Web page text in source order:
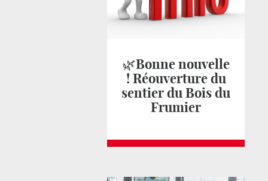
🌿Bonne nouvelle
! Réouverture du
sentier du Bois du
Frumier